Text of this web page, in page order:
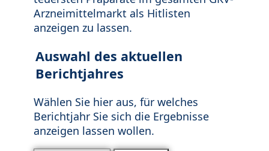
Arzneimittelmarkt als Hitlisten
anzeigen zu lassen.
Auswahl des aktuellen
Berichtjahres
Wählen Sie hier aus, für welches
Berichtjahr Sie sich die Ergebnisse
anzeigen lassen wollen.